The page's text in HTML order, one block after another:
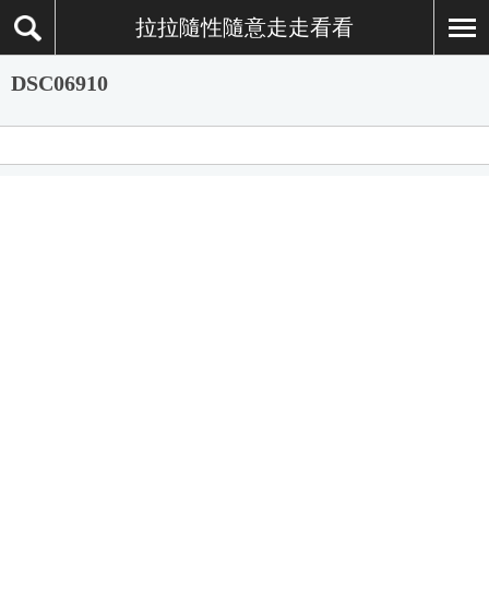
拉拉隨性隨意走走看看
DSC06910